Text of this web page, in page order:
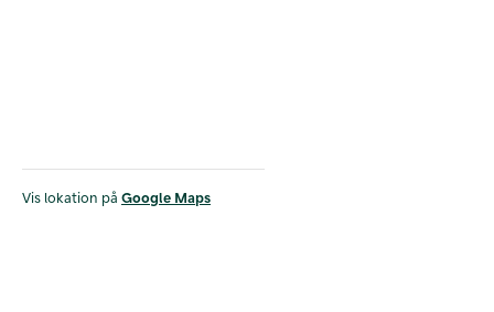
Vis lokation på Google Maps